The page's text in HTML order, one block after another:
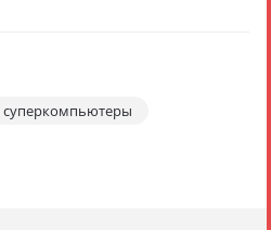
суперкомпьютеры